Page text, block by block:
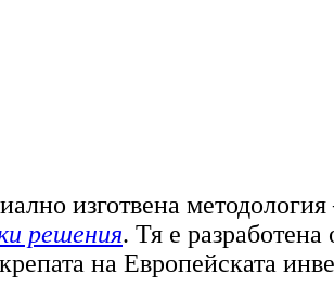
изготвена
решения. Тя е
на Европейската